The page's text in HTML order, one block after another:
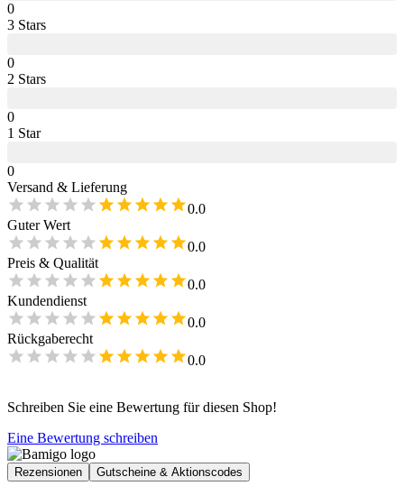
0
3 Stars
0
2 Stars
0
1 Star
0
Versand & Lieferung
0.0
Guter Wert
0.0
Preis & Qualität
0.0
Kundendienst
0.0
Rückgaberecht
0.0
Schreiben Sie eine Bewertung für diesen Shop!
Eine Bewertung schreiben
Rezensionen Gutscheine & Aktionscodes